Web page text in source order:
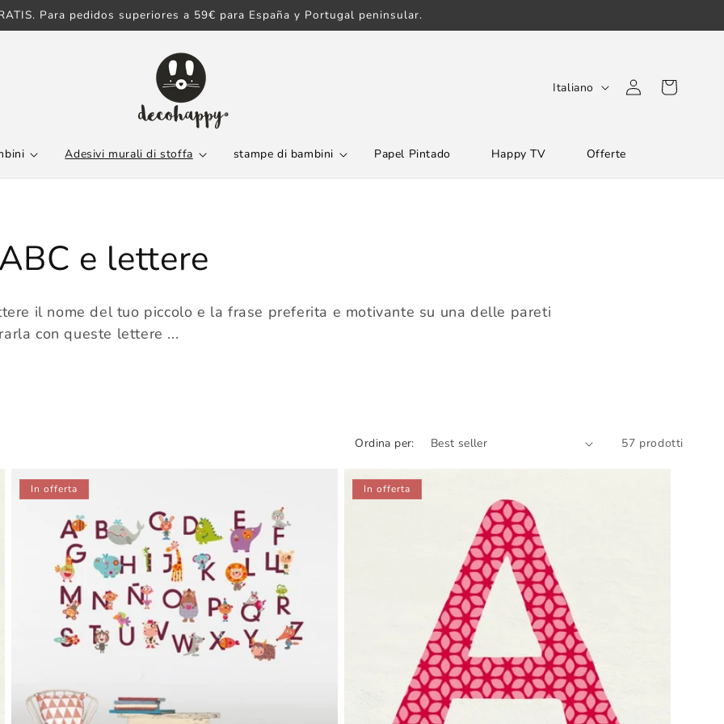
Para pedidos superiores a 59€ para España y Portugal peninsular.
Adesivi murali​ di stoffa stampe di bambini Papel Pintado Happy TV Offerte
L
g
u
Italiano Accedi Carrello
e lettere
il nome del tuo piccolo e la frase preferita e motivante su una delle pareti
con queste lettere ...
Ordina per: 57 prodotti
In offerta In offerta